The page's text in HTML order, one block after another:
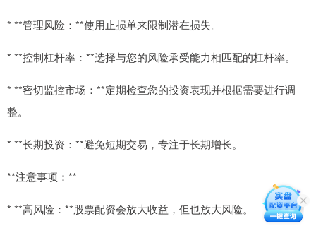
* **管理风险：**使用止损单来限制潜在损失。
* **控制杠杆率：**选择与您的风险承受能力相匹配的杠杆率。
* **密切监控市场：**定期检查您的投资表现并根据需要进行调
整。
* **长期投资：**避免短期交易，专注于长期增长。
**注意事项：**
* **高风险：**股票配资会放大收益，但也放大风险。